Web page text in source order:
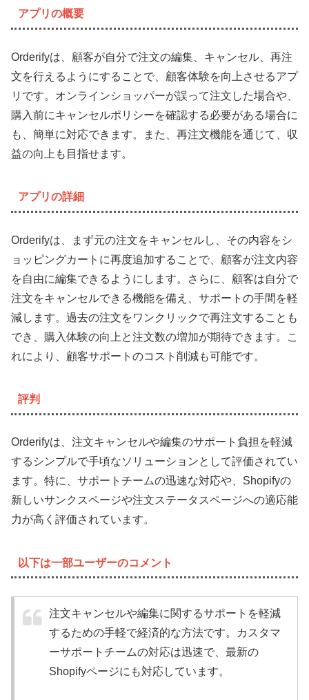
アプリの概要
Orderifyは、顧客が自分で注文の編集、キャンセル、再注
文を行えるようにすることで、顧客体験を向上させるアプ
リです。オンラインショッパーが誤って注文した場合や、
購入前にキャンセルポリシーを確認する必要がある場合に
も、簡単に対応できます。また、再注文機能を通じて、収
益の向上も目指せます。
アプリの詳細
Orderifyは、まず元の注文をキャンセルし、その内容をシ
ョッピングカートに再度追加することで、顧客が注文内容
を自由に編集できるようにします。さらに、顧客は自分で
注文をキャンセルできる機能を備え、サポートの手間を軽
減します。過去の注文をワンクリックで再注文することも
でき、購入体験の向上と注文数の増加が期待できます。こ
れにより、顧客サポートのコスト削減も可能です。
評判
Orderifyは、注文キャンセルや編集のサポート負担を軽減
するシンプルで手頃なソリューションとして評価されてい
ます。特に、サポートチームの迅速な対応や、Shopifyの
新しいサンクスページや注文ステータスページへの適応能
力が高く評価されています。
以下は一部ユーザーのコメント
注文キャンセルや編集に関するサポートを軽減
するための手軽で経済的な方法です。カスタマ
ーサポートチームの対応は迅速で、最新の
Shopifyページにも対応しています。